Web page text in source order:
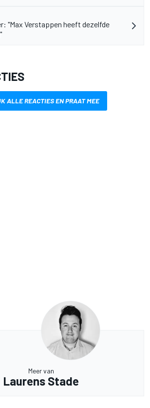
"Max Verstappen heeft dezelfde
ALLE REACTIES EN PRAAT MEE
Meer van
Laurens Stade